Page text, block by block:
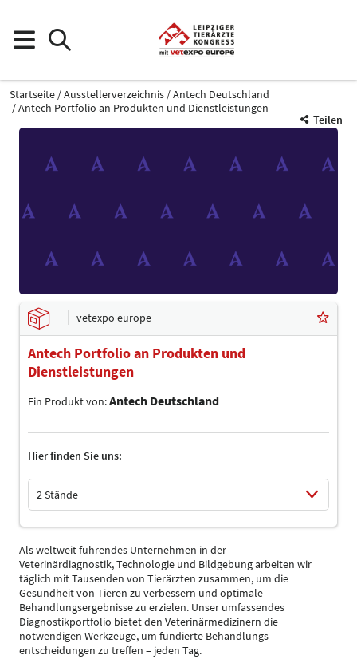
Startseite Ausstellerverzeichnis
Antech Deutschland
Antech Portfolio an Produkten und Dienstleistungen
Teilen
vetexpo europe
Antech Portfolio an Produkten und
Dienstleistungen
Ein Produkt von:Antech Deutschland
Hier finden Sie uns:
2 Stände
Als weltweit führendes Unternehmen in der
Veterinärdiagnostik, Technologie und Bildgebung arbeiten wir
täglich mit Tausenden von Tierärzten zusammen, um die
Gesundheit von Tieren zu verbessern und optimale
Behandlungsergebnisse zu erzielen. Unser umfassendes
Diagnostikportfolio bietet den Veterinärmedizinern die
notwendigen Werkzeuge, um fundierte Behandlungs-
entscheidungen zu treffen – jeden Tag.